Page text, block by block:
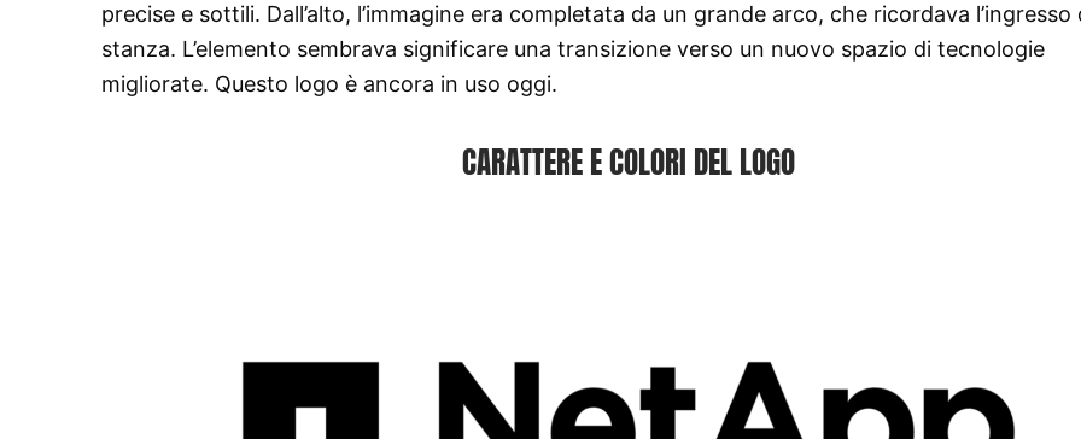
precise e sottili. Dall’alto, l’immagine era completata da un grande arco, che ricordava l’ingresso
stanza. L’elemento sembrava significare una transizione verso un nuovo spazio di tecnologie
migliorate. Questo logo è ancora in uso oggi.
CARATTERE E COLORI DEL LOGO